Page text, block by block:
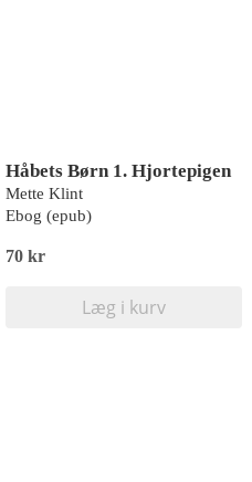
Håbets Børn 1. Hjortepigen
Mette Klint
Ebog (epub)
70 kr
Læg i kurv